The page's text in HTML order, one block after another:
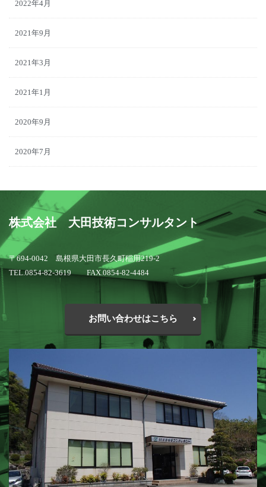
2022年4月
2021年9月
2021年3月
2021年1月
2020年9月
2020年7月
株式会社 大田技術コンサルタント
〒694-0042 島根県大田市長久町稲用219-2
TEL.0854-82-3619 FAX.0854-82-4484
お問い合わせはこちら